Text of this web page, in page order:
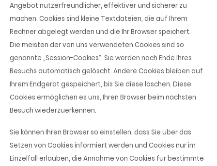
Angebot nutzerfreundlicher, effektiver und sicherer zu
machen. Cookies sind kleine Textdateien, die auf Ihrem
Rechner abgelegt werden und die Ihr Browser speichert.
Die meisten der von uns verwendeten Cookies sind so
genannte „Session-Cookies“. Sie werden nach Ende Ihres
Besuchs automatisch gelöscht. Andere Cookies bleiben auf
Ihrem Endgerät gespeichert, bis Sie diese löschen. Diese
Cookies ermöglichen es uns, Ihren Browser beim nächsten
Besuch wiederzuerkennen.
Sie können Ihren Browser so einstellen, dass Sie über das
Setzen von Cookies informiert werden und Cookies nur im
Einzelfall erlauben, die Annahme von Cookies für bestimmte